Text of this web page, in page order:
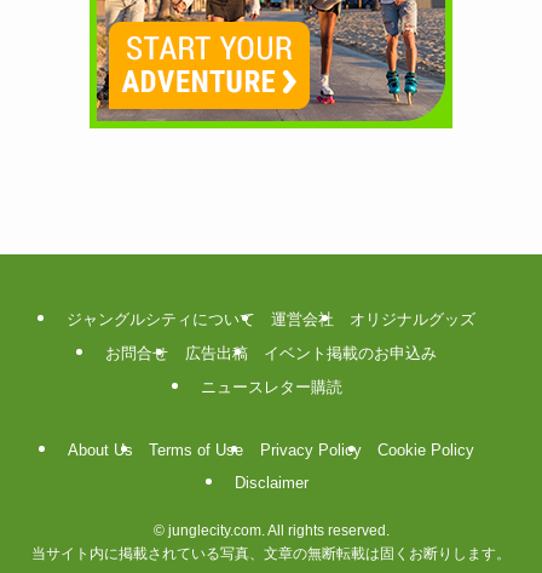
ジャングルシティについて 運営会社
オリジナルグッズ
お問合せ
広告出稿
イベント掲載のお申込み
ニュースレター購読
About Us Terms of Use Privacy Policy
Cookie Policy
Disclaimer
©junglecity.com. All rights reserved.
当サイト内に掲載されている写真、文章の無断転載は固くお断りします。